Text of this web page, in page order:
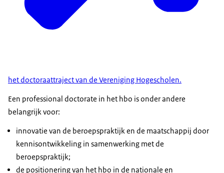
het doctoraattraject van de Vereniging Hogescholen.
Een professional doctorate in het hbo is onder andere
belangrijk voor:
innovatie van de beroepspraktijk en de maatschappij door
kennisontwikkeling in samenwerking met de
beroepspraktijk;
de positionering van het hbo in de nationale en